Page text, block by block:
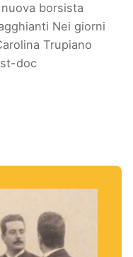
borsista
Nei giorni
Trupiano
doc